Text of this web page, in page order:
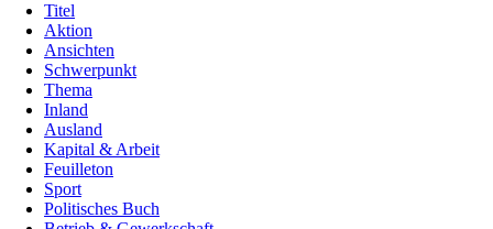
Titel
Aktion
Ansichten
Schwerpunkt
Thema
Inland
Ausland
Kapital & Arbeit
Feuilleton
Sport
Politisches Buch